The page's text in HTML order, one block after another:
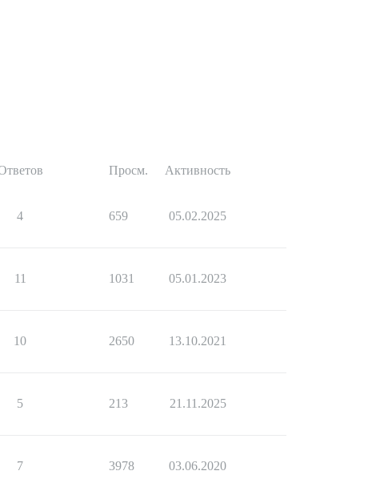
Просм. Активность
4 659 05.02.2025
11 1031 05.01.2023
10 2650 13.10.2021
5 213 21.11.2025
7 3978 03.06.2020